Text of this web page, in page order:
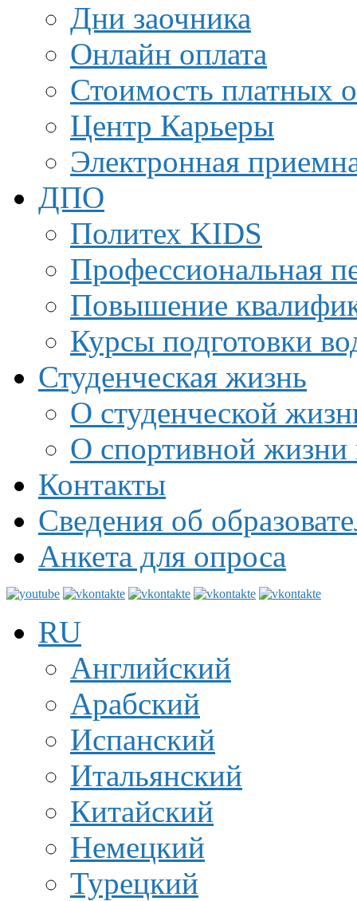
Дни заочника
Онлайн оплата
Стоимость платных
Центр Карьеры
Электронная
ДПО
Политех KIDS
Профессиональная
Повышение
Курсы подготовки
Студенческая жизнь
О студенческой
О спортивной жизни
Контакты
Сведения об
Анкета для опроса
RU
Английский
Арабский
Испанский
Итальянский
Китайский
Немецкий
Турецкий